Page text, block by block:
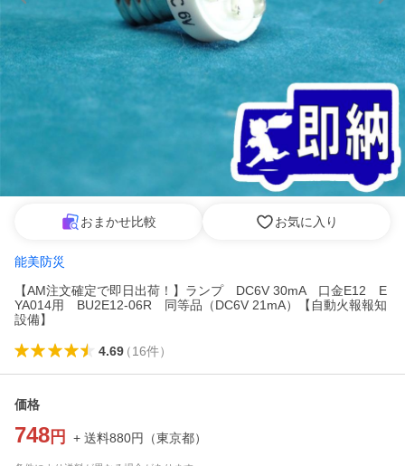
おまかせ比較 お気に入り
能美防災
【AM注文確定で即日出荷！】ランプ DC6V 30mA 口金E12 E
YA014用 BU2E12-06R 同等品（DC6V 21mA）【自動火報報知
設備】
4.69（16件）
価格
748 円 + 送料880円 （東京都）